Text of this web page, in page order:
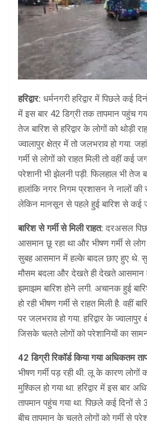
हरिद्वार: धर्मनगरी हरिद्वार में पिछले कई
में इस बार 42 डिग्री तक तापमान पहुंच
तेज बारिश से हरिद्वार के लोगों को थोड़ी
ज्वालापुर क्षेत्र में तो जलभराव हो गया.
गर्मी से लोगों को राहत मिली तो वहीं कई
परेशानी भी झेलनी पड़ी. फिलहाल भी तेज
हालांकि नगर निगम प्रशासन ने नालों
लेकिन मानसून से पहले हुई बारिश से कई
बारिश से गर्मी से मिली राहत:दरअसल
आसमान छू रहा था और भीषण गर्मी से
सुबह आसमान में हल्के बादल छाए हुए थे.
मौसम बदला और देखते ही देखते आसमान
झमाझम बारिश होने लगी. अचानक हुई
हो रही भीषण गर्मी से राहत मिली है. वहीं
पर जलभराव हो गया. हरिद्वार के ज्वालापुर
जिसके चलते लोगों को परेशानियों का
42 डिग्री रिकॉर्ड किया गया अधिकतम
भीषण गर्मी पड़ रही थी. लू के कारण
मुश्किल हो गया था. हरिद्वार में इस बार
तापमान पहुंच गया था. पिछले कई दिनों
बीच तापमान के चलते लोगों को गर्मी से